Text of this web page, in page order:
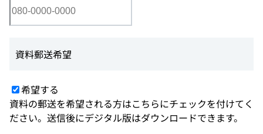
資料郵送希望
希望する
資料の郵送を希望される方はこちらにチェックを付けてく
ださい。送信後にデジタル版はダウンロードできます。